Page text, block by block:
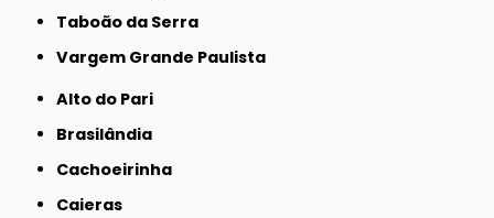
Taboão da Serra
Vargem Grande Paulista
Alto do Pari
Brasilândia
Cachoeirinha
Caieras